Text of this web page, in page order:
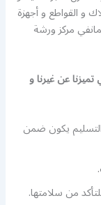
و القواطع و أجهزة
مركز ورشة
عن غيرنا و
التسليم يكون ضمن
من سلامتها.